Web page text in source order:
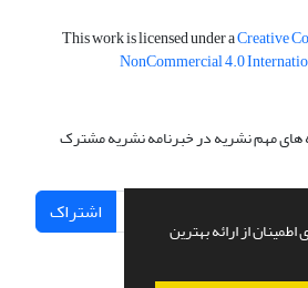
از ارائه بهترین
This work is licensed under aCreative
NonCommercial 4.0
های مهم نشریه در خبرنامه نشریه مشترک
اشتراک